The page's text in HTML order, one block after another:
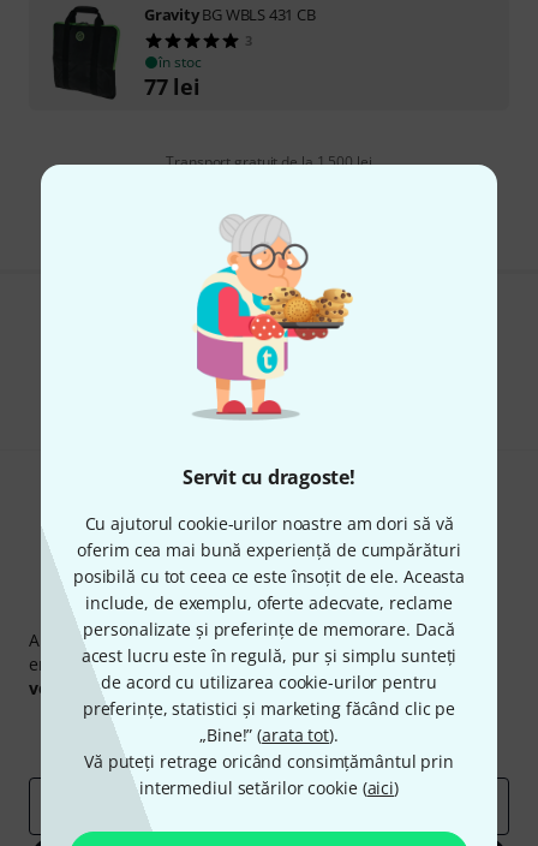
Servit cu dragoste!
Cu ajutorul cookie-urilor noastre am dori să vă
oferim cea mai bună experiență de cumpărături
posibilă cu tot ceea ce este însoțit de ele. Aceasta
include, de exemplu, oferte adecvate, reclame
personalizate și preferințe de memorare. Dacă
acest lucru este în regulă, pur și simplu sunteți
de acord cu utilizarea cookie-urilor pentru
preferințe, statistici și marketing făcând clic pe
„Bine!” (arata tot).
Vă puteți retrage oricând consimțământul prin
intermediul setărilor cookie (aici)
GravityBG WBLS 431 CB
3
în stoc
77 lei
Transport gratuit de la 1.500 lei
Îți place ceea ce vezi?
Share Ajutor și feedback
Newsletter Thomann
Abonați-vă la buletinul informativ Thomann în limba
engleză și, cu puțin noroc, puteți câștiga unul dintre
vouchereleîn valoare de50 €fiecare!
Contribuții inspiraționale
Oferte
Perspectivele Thomann
adresă de email